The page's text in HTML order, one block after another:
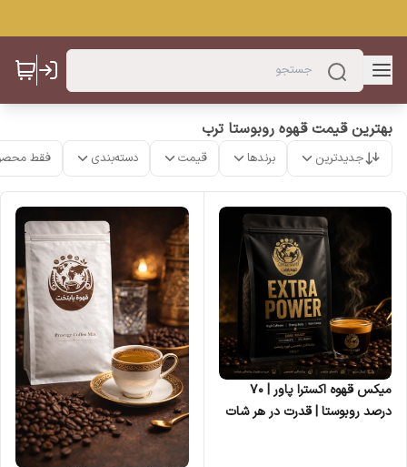
بهترین قیمت قهوه روبوستا ترب
جدیدترین برندها قیمت دسته‌بندی فقط
میکس قهوه اکسترا پاور | ۷۰
درصد روبوستا | قدرت در هر شات